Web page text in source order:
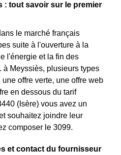
: tout savoir sur le premier
le marché français
suite à l'ouverture à la
l'énergie et la fin des
à Meyssiès, plusieurs types
offre verte, une offre web
en dessous du tarif
(Isère) vous avez un
souhaitez joindre leur
composer le 3099.
et contact du fournisseur